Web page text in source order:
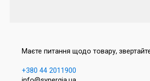
Маєте питання щодо товару,
+380 44 2011900